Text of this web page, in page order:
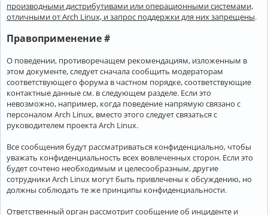
производными дистрибутивами или операционными системами,
отличными от Arch Linux, и запрос поддержки для них запрещены.
Правоприменение #
О поведении, противоречащем рекомендациям, изложенным в
этом документе, следует сначала сообщить модераторам
соответствующего форума в частном порядке, соответствующие
контактные данные см. в следующем разделе. Если это
невозможно, например, когда поведение напрямую связано с
персоналом Arch Linux, вместо этого следует связаться с
руководителем проекта Arch Linux.
Все сообщения будут рассматриваться конфиденциально, чтобы
уважать конфиденциальность всех вовлеченных сторон. Если это
будет сочтено необходимым и целесообразным, другие
сотрудники Arch Linux могут быть привлечены к обсуждению, но
должны соблюдать те же принципы конфиденциальности.
Ответственный орган рассмотрит сообщение об инциденте и